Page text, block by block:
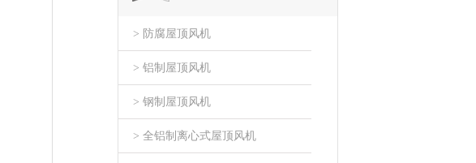
> 防腐屋顶风机
> 铝制屋顶风机
> 钢制屋顶风机
> 全铝制离心式屋顶风机